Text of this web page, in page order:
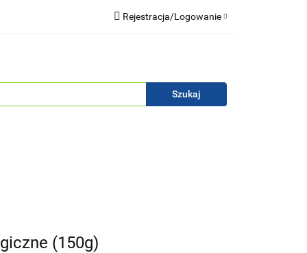
Rejestracja/Logowanie
Zapytaj
(150g)